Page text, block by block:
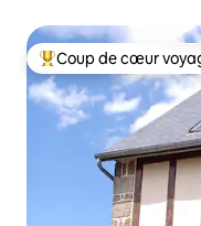
Coups de cœur
Coup de cœur